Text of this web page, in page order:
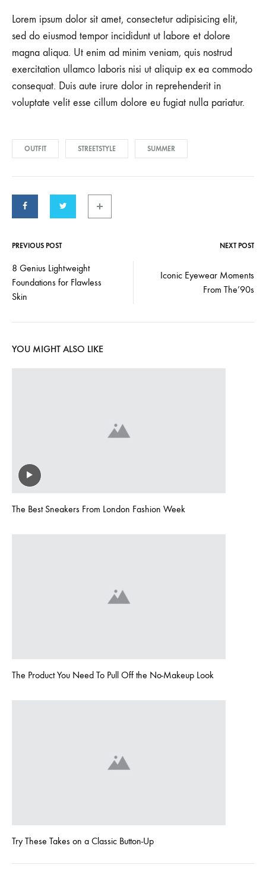
Lorem ipsum dolor sit amet, consectetur adipisicing elit,
sed do eiusmod tempor incididunt ut labore et dolore
magna aliqua. Ut enim ad minim veniam, quis nostrud
exercitation ullamco laboris nisi ut aliquip ex ea commodo
consequat. Duis aute irure dolor in reprehenderit in
voluptate velit esse cillum dolore eu fugiat nulla pariatur.
OUTFIT STREETSTYLE SUMMER
Post
navigation
PREVIOUS POST NEXT POST
8 Genius Lightweight
Foundations for Flawless
Skin
Iconic Eyewear Moments
From The’90s
YOU MIGHT ALSO LIKE
The Best Sneakers From London Fashion Week
The Product You Need To Pull Off the No-Makeup Look
Try These Takes on a Classic Button-Up